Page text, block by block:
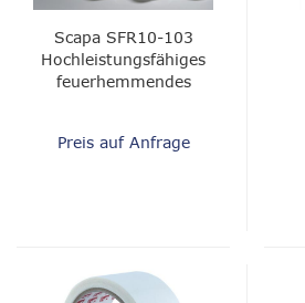
Scapa SFR10-103
Hochleistungsfähiges
feuerhemmendes
Preis auf Anfrage